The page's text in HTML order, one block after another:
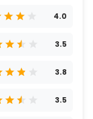
4.0
3.5
3.8
3.5